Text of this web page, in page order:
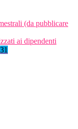
(da pubblicare
ai dipendenti
31